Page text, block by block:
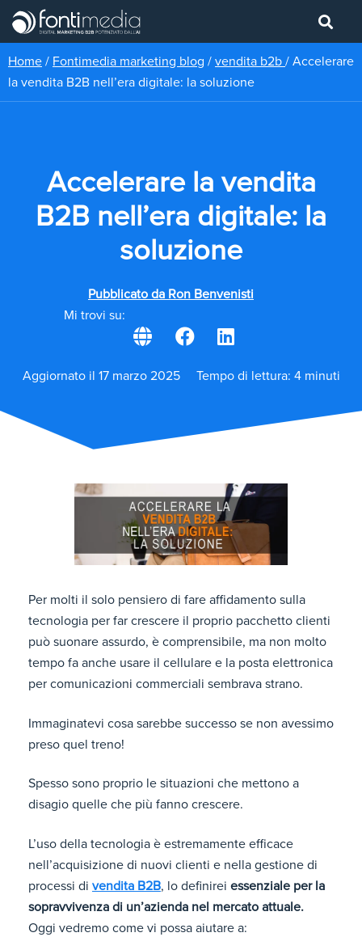
Home / Fontimedia marketing blog / vendita b2b / Accelerare
la vendita B2B nell’era digitale: la soluzione
Accelerare la vendita
B2B nell’era digitale: la
soluzione
Pubblicato da Ron Benvenisti
Mi trovi su:
Aggiornato il 17 marzo 2025 Tempo di lettura: 4 minuti
Per molti il solo pensiero di fare affidamento sulla
tecnologia per far crescere il proprio pacchetto clienti
può suonare assurdo, è comprensibile, ma non molto
tempo fa anche usare il cellulare e la posta elettronica
per comunicazioni commerciali sembrava strano.
Immaginatevi cosa sarebbe successo se non avessimo
preso quel treno!
Spesso sono proprio le situazioni che mettono a
disagio quelle che più fanno crescere.
L’uso della tecnologia è estremamente efficace
nell’acquisizione di nuovi clienti e nella gestione di
processi di vendita B2B, lo definirei essenziale per la
sopravvivenza di un’azienda nel mercato attuale.
Oggi vedremo come vi possa aiutare a: